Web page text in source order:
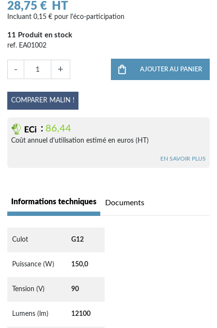
28,75 € HT
Incluant 0,15 € pour l'éco-participation
11 Produit en stock
ref. EA01002
- + AJOUTER AU PANIER
COMPARER MALIN !
: 86,44
Coût annuel d'utilisation estimé en euros (HT)
EN SAVOIR PLUS
Informations techniques Documents
Culot G12
Puissance (W) 150,0
Tension (V) 90
Lumens (lm) 12100